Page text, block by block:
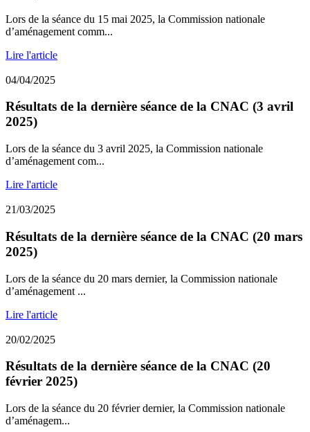
Lors de la séance du 15 mai 2025, la Commission nationale
d’aménagement comm...
Lire l'article
04/04/2025
Résultats de la dernière séance de la CNAC (3 avril
2025)
Lors de la séance du 3 avril 2025, la Commission nationale
d’aménagement com...
Lire l'article
21/03/2025
Résultats de la dernière séance de la CNAC (20 mars
2025)
Lors de la séance du 20 mars dernier, la Commission nationale
d’aménagement ...
Lire l'article
20/02/2025
Résultats de la dernière séance de la CNAC (20
février 2025)
Lors de la séance du 20 février dernier, la Commission nationale
d’aménagem...